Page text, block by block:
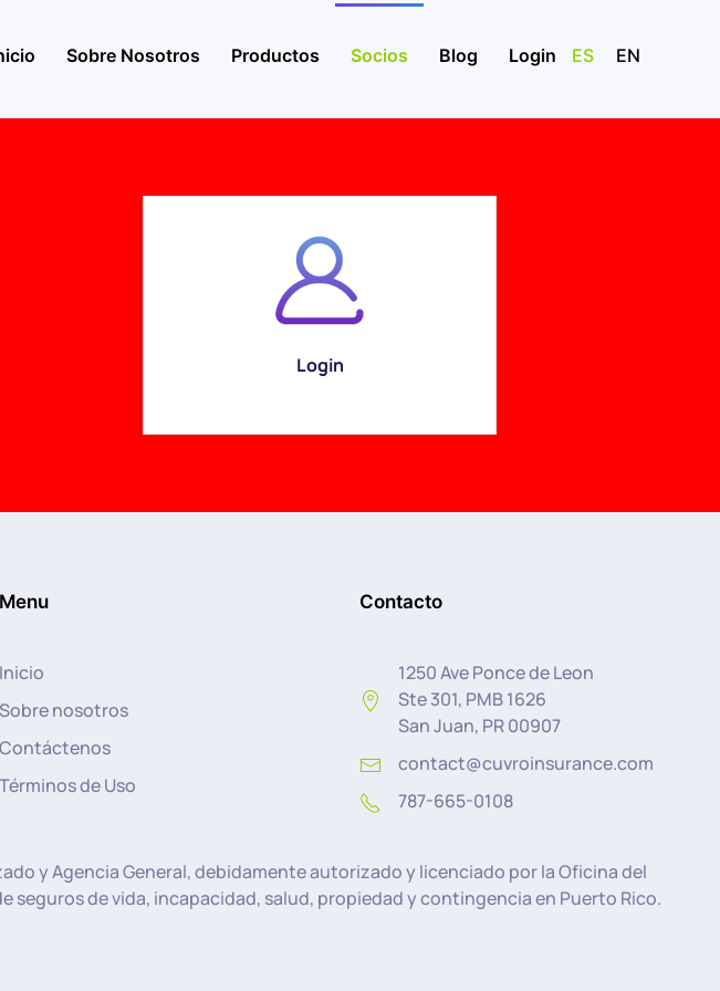
Sobre Nosotros Productos Socios Blog Login ES EN
Login
Menu
Inicio
Sobre nosotros
Contáctenos
Términos de Uso
Contacto
1250 Ave Ponce de Leon
Ste 301, PMB 1626
San Juan, PR 00907
contact@cuvroinsurance.com
787-665-0108
y Agencia General, debidamente autorizado y licenciado por la Oficina del
de vida, incapacidad, salud, propiedad y contingencia en Puerto Rico.